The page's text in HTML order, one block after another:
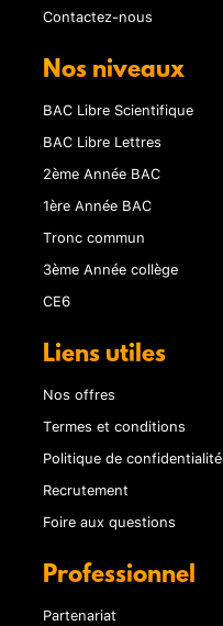
Contactez-nous
Nos niveaux
BAC Libre Scientifique
BAC Libre Lettres
2ème Année BAC
1ère Année BAC
Tronc commun
3ème Année collège
CE6
Liens utiles
Nos offres
Termes et conditions
Politique de confidentialité
Recrutement
Foire aux questions
Professionnel
Partenariat